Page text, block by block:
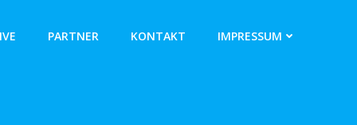
PARTNER KONTAKT IMPRESSUM